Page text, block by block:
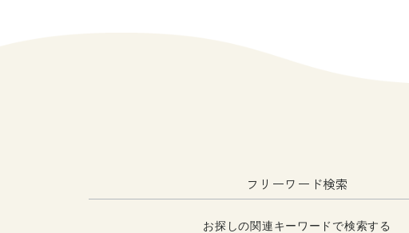
フリーワード検索
お探しの関連キーワードで検索する